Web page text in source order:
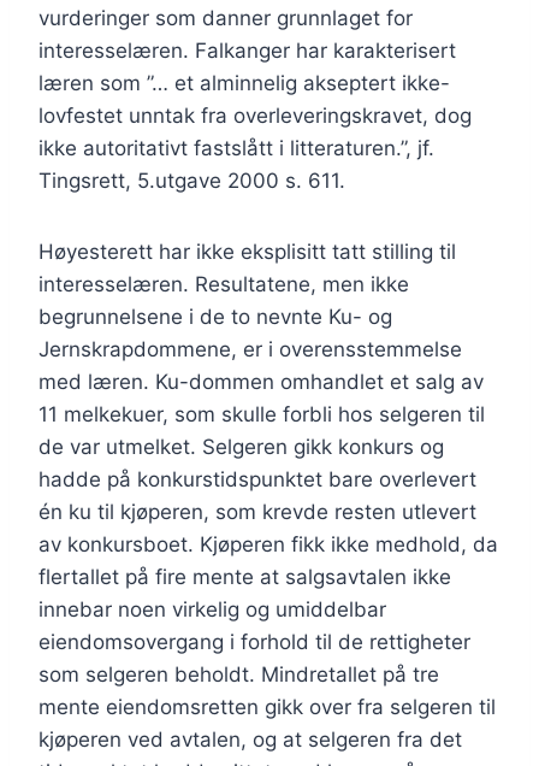
vurderinger som danner grunnlaget for
interesselæren. Falkanger har karakterisert
læren som ”… et alminnelig akseptert ikke-
lovfestet unntak fra overleveringskravet, dog
ikke autoritativt fastslått i litteraturen.”, jf.
Tingsrett, 5.utgave 2000 s. 611.
Høyesterett har ikke eksplisitt tatt stilling til
interesselæren. Resultatene, men ikke
begrunnelsene i de to nevnte Ku- og
Jernskrapdommene, er i overensstemmelse
med læren. Ku-dommen omhandlet et salg av
11 melkekuer, som skulle forbli hos selgeren til
de var utmelket. Selgeren gikk konkurs og
hadde på konkurstidspunktet bare overlevert
én ku til kjøperen, som krevde resten utlevert
av konkursboet. Kjøperen fikk ikke medhold, da
flertallet på fire mente at salgsavtalen ikke
innebar noen virkelig og umiddelbar
eiendomsovergang i forhold til de rettigheter
som selgeren beholdt. Mindretallet på tre
mente eiendomsretten gikk over fra selgeren til
kjøperen ved avtalen, og at selgeren fra det